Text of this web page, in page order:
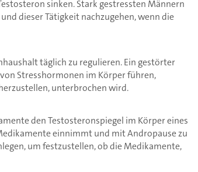
sinken. Stark gestressten Männern
dieser Tätigkeit nachzugehen, wenn die
täglich zu regulieren. Ein gestörter
Stresshormonen im Körper führen,
unterbrochen wird.
den Testosteronspiegel im Körper eines
einnimmt und mit Andropause zu
um festzustellen, ob die Medikamente,